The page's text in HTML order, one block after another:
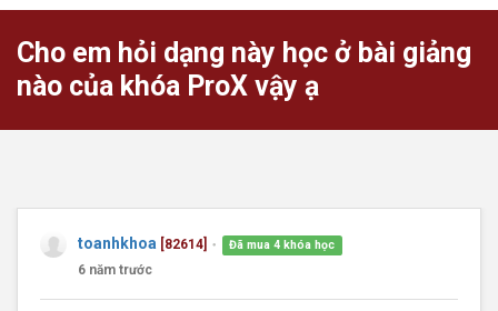
Cho em hỏi dạng này học ở bài giảng
nào của khóa ProX vậy ạ
toanhkhoa [82614] ● Đã mua 4 khóa học
6 năm trước